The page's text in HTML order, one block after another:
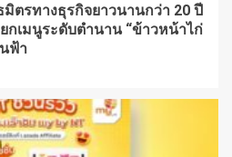
มิตรทางธุรกิจยาวนานกว่า 20 ปี
กเมนูระดับตำนาน “ข้าวหน้าไก่
ฟ้า